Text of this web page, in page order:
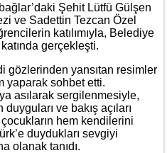
Şehit Lütfü Gülşen
ve Sadettin Tezcan Özel
katılımıyla, Belediye
gerçekleşti.
gözlerinden yansıtan resimler
yaparak sohbet etti.
asılarak sergilenmesiyle,
ve bakış açıları
hem kendilerini
duydukları sevgiyi
olanak tanıdı.